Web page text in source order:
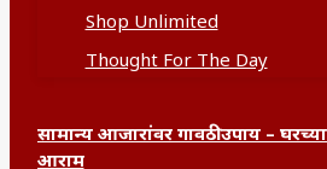
Shop Unlimited
Thought For The Day
सामान्य आजारांवर गावठी उपाय –
आराम